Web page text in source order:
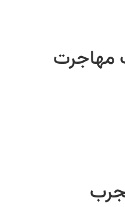
مهاجرت